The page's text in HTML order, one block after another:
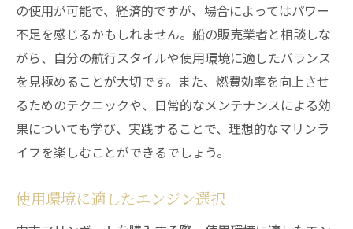
の使用が可能で、経済的ですが、場合によってはパワー
不足を感じるかもしれません。船の販売業者と相談しな
がら、自分の航行スタイルや使用環境に適したバランス
を見極めることが大切です。また、燃費効率を向上させ
るためのテクニックや、日常的なメンテナンスによる効
果についても学び、実践することで、理想的なマリンラ
イフを楽しむことができるでしょう。
使用環境に適したエンジン選択